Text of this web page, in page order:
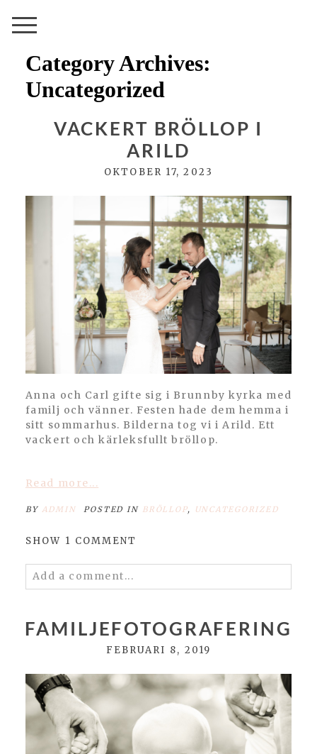
Category Archives:
Uncategorized
VACKERT BRÖLLOP I
ARILD
OKTOBER 17, 2023
Anna och Carl gifte sig i Brunnby kyrka med
familj och vänner. Festen hade dem hemma i
sitt sommarhus. Bilderna tog vi i Arild. Ett
vackert och kärleksfullt bröllop.
Read more...
BY ADMIN POSTED IN BRÖLLOP, UNCATEGORIZED
SHOW 1 COMMENT
Add a comment...
Required fields are marked *
FAMILJEFOTOGRAFERING
FEBRUARI 8, 2019